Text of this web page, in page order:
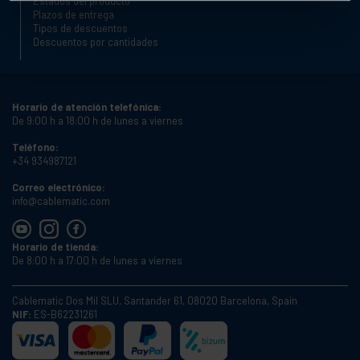
Plazos de entrega
Tipos de descuentos
Descuentos por cantidades
Horario de atención telefónica:
De 9:00 h a 18:00 h de lunes a viernes
Teléfono:
+34 934987121
Correo electrónico:
info@cablematic.com
Horario de tienda:
De 8:00 h a 17:00 h de lunes a viernes
Cablematic Dos Mil SLU, Santander 61, 08020 Barcelona, Spain
NIF: ES-B62231261